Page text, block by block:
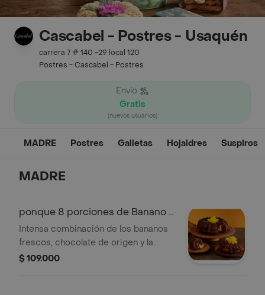
Cascabel - Postres - Usaquén
carrera 7 # 140 -29 local 120
Postres - Cascabel - Postres
Envío
Gratis
(nuevos usuarios)
MADRE Postres Galletas Hojaldres Suspiros
MADRE
ponque 8 porciones de Banano y
Chocolate
Intensa combinación de los bananos
frescos, chocolate de origen y la
suavidad de la mantequilla. Estuche
$ 109.000